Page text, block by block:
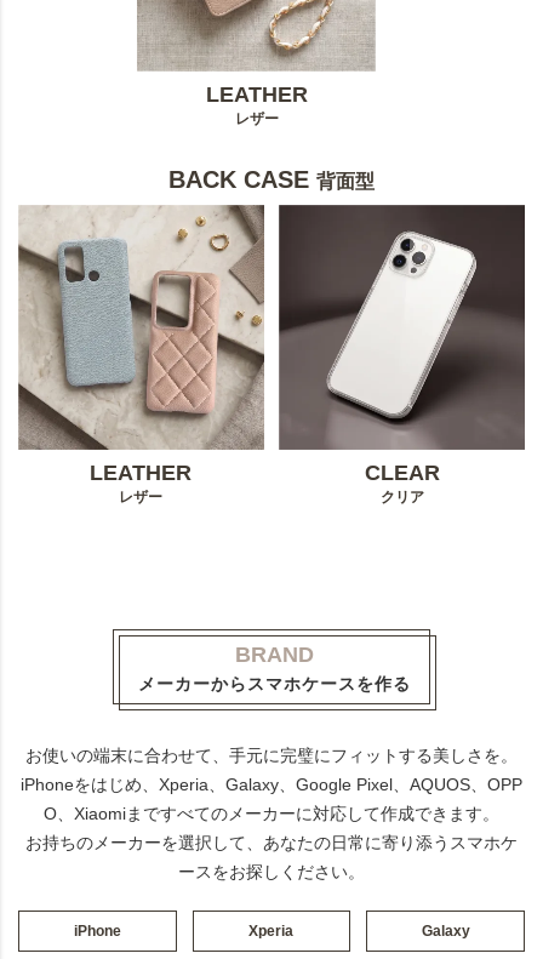
LEATHER
レザー
BACK CASE 背面型
LEATHER
レザー
CLEAR
クリア
BRAND
メーカーからスマホケースを作る
お使いの端末に合わせて、手元に完璧にフィットする美しさを。
iPhoneをはじめ、Xperia、Galaxy、Google Pixel、AQUOS、OPP
O、Xiaomiまですべてのメーカーに対応して作成できます。
お持ちのメーカーを選択して、あなたの日常に寄り添うスマホケ
ースをお探しください。
iPhone Xperia Galaxy